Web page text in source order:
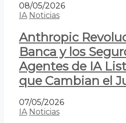
08/05/2026
IA Noticias
Anthropic
Banca y los
Agentes de IA
que Cambian el
07/05/2026
IA Noticias